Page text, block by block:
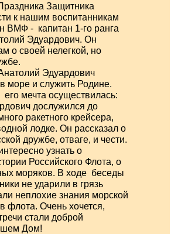
Защитника
к нашим воспитанникам
ВМФ - капитан 1-го ранга
Эдуардович. Он
о своей нелегкой, но
Эдуардович
море и служить Родине.
мечта осуществилась:
дослужился до
ракетного крейсера,
лодке. Он рассказал о
дружбе, отваге, и чести.
узнать о
Российского Флота, о
моряков. В ходе беседы
не ударили в грязь
неплохие знания морской
флота. Очень хочется,
стали доброй
Дом!